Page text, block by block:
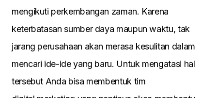
mengikuti perkembangan zaman. Karena
keterbatasan sumber daya maupun waktu, tak
jarang perusahaan akan merasa kesulitan dalam
mencari ide-ide yang baru. Untuk mengatasi hal
tersebut Anda bisa membentuk tim